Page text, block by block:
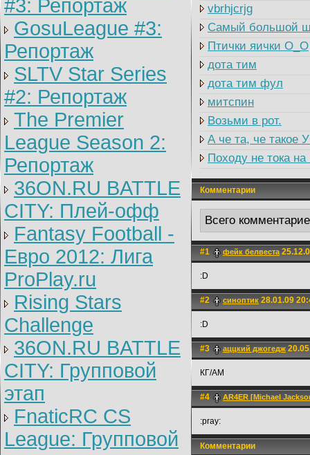
#3: Репортаж
GosuLeague #3:
Репортаж
SLTV Star Series
#2: Репортаж
The Premier
League Season 2:
Репортаж
36ON.RU BATTLE
CITY: Плей-офф
Fantasy Football -
Евро 2012: Лига
ProPlay.ru
Rising Stars
Challenge
36ON.RU BATTLE
CITY: Групповой
этап
FnaticRC CS
League: Групповой
vbrhjcrjg
Самый большой
Птички яички О_О
дота тим
дота тим фул
митспин
Возьми в рот.
А че та, че такое
Походу не тока
Комментарии
Всего
#1 фейк белвеста
:D
#2 синоптик 28.01.09
:D
#3 аццкий джогедж
КГ/AM
#4 AR4ER [Michael
:pray:
Комментарии